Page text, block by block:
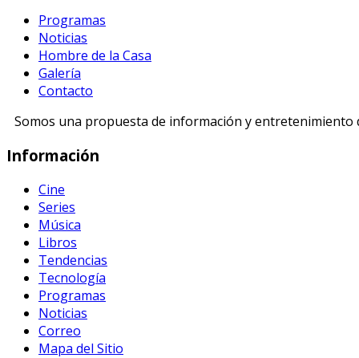
Programas
Noticias
Hombre de la Casa
Galería
Contacto
Somos una propuesta de información y
Información
Cine
Series
Música
Libros
Tendencias
Tecnología
Programas
Noticias
Correo
Mapa del Sitio